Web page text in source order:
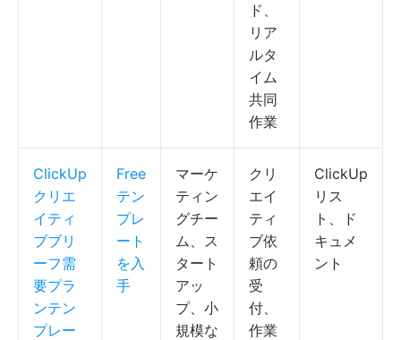
ド、
リア
ルタ
イム
共同
作業
ClickUp
クリエ
イティ
ブブリ
ーフ需
要プラ
ンテン
プレー
Free
テン
プレ
ート
を入
手
マーケ
ティン
グチー
ム、ス
タート
アッ
プ、小
規模な
クリ
エイ
ティ
ブ依
頼の
受
付、
作業
ClickUp
リス
ト、ド
キュメ
ント